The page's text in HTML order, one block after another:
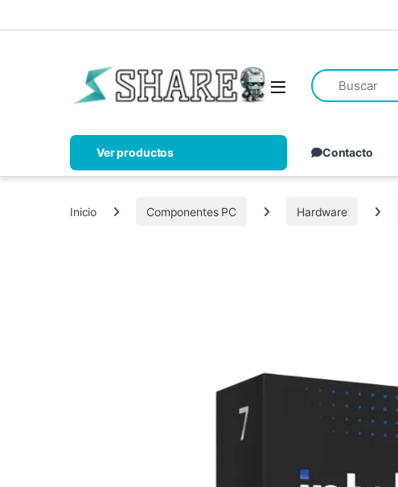
Ver productos Contacto
Inicio Componentes PC Hardware